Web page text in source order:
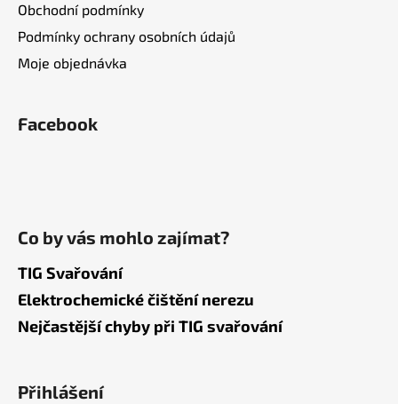
Obchodní podmínky
Podmínky ochrany osobních údajů
Moje objednávka
Facebook
Co by vás mohlo zajímat?
TIG Svařování
Elektrochemické čištění nerezu
Nejčastější chyby při TIG svařování
Přihlášení